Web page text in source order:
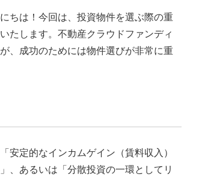
ちは！今回は、投資物件を選ぶ際の重
たします。不動産クラウドファンディ
、成功のためには物件選びが非常に重
安定的なインカムゲイン（賃料収入）
、あるいは「分散投資の一環としてリ